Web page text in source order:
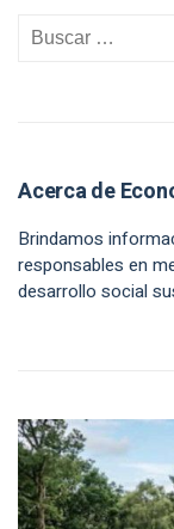
Acerca de
Brindamos
responsables en
desarrollo social